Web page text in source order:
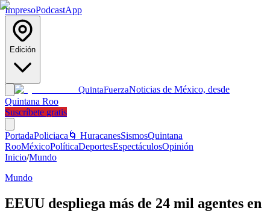
ImpresoPodcastApp
Edición
QuintaFuerzaNoticias de México, desde
Quintana Roo
Suscríbete gratis
PortadaPoliciaca 🌀 HuracanesSismosQuintana
RooMéxicoPolíticaDeportesEspectáculosOpinión
Inicio/Mundo
Mundo
EEUU despliega más de 24 mil agentes en